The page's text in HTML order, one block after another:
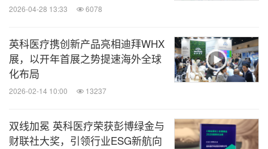
2026-04-28 13:33 6078
英科医疗携创新产品亮相迪拜WHX
展，以开年首展之势提速海外全球
化布局
2026-02-14 10:00 13237
双线加冕 英科医疗荣获彭博绿金与
财联社大奖，引领行业ESG新航向